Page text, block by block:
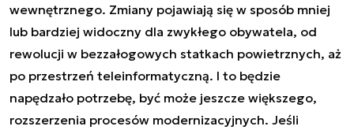
wewnętrznego. Zmiany pojawiają się w sposób mniej
lub bardziej widoczny dla zwykłego obywatela, od
rewolucji w bezzałogowych statkach powietrznych, aż
po przestrzeń teleinformatyczną. I to będzie
napędzało potrzebę, być może jeszcze większego,
rozszerzenia procesów modernizacyjnych. Jeśli